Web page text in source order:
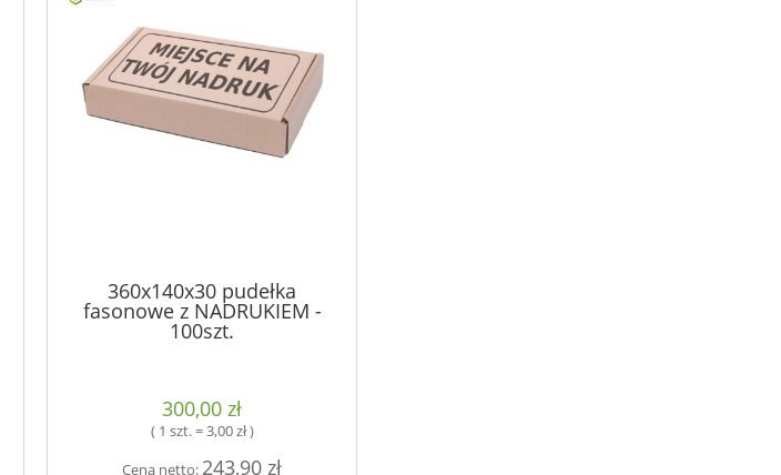
360x140x30 pudełka
fasonowe z NADRUKIEM -
100szt.
300,00 zł
( 1 szt. = 3,00 zł )
Cena netto: 243,90 zł